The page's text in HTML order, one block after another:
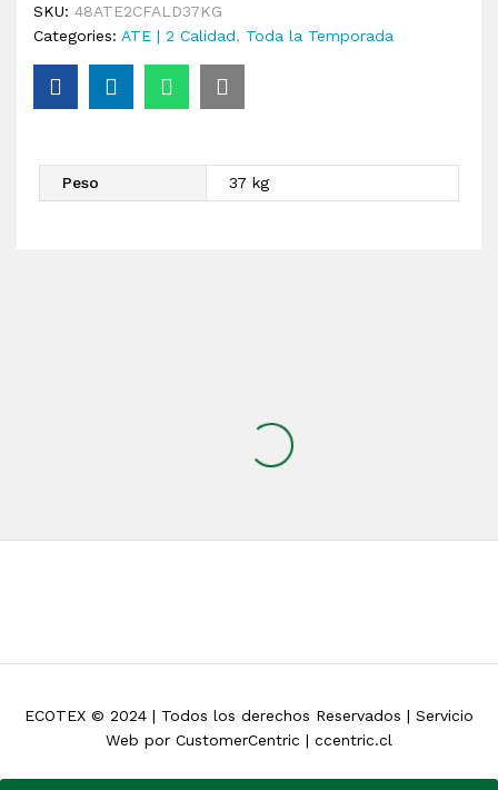
SKU: 48ATE2CFALD37KG
Categories: ATE | 2 Calidad, Toda la Temporada
Peso 37 kg
ECOTEX © 2024 | Todos los derechos Reservados | Servicio
Web por CustomerCentric | ccentric.cl